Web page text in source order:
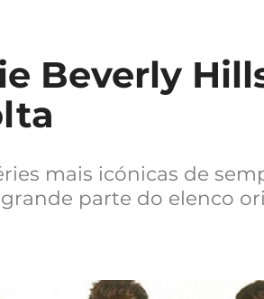
Beverly
mais icónicas de
parte do elenco